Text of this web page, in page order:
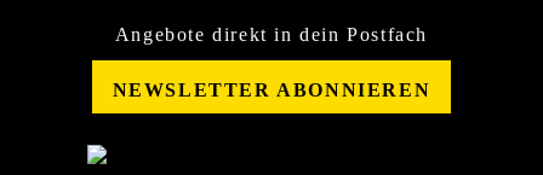
Angebote direkt in dein Postfach
NEWSLETTER ABONNIEREN